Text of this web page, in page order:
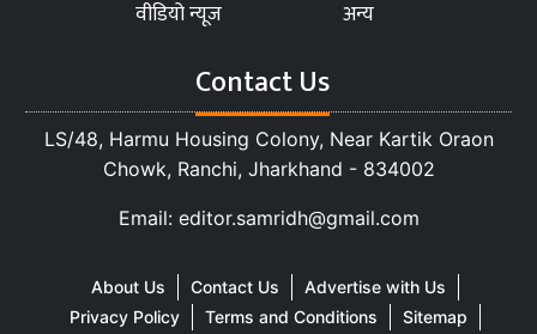
वीडियो न्यूज
अन्य
Contact Us
LS/48, Harmu Housing Colony, Near Kartik Oraon
Chowk, Ranchi, Jharkhand - 834002
Email: editor.samridh@gmail.com
About Us Contact Us
Advertise with Us
Privacy Policy
Terms and Conditions
Sitemap